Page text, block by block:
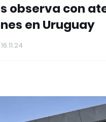
observa con
en Uruguay
16.11.24